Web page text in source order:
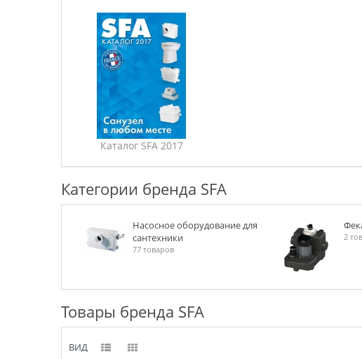
Каталог SFA 2017
Категории бренда SFA
Насосное оборудование для
сантехники
77 товаров
2
Товары бренда SFA
ВИД